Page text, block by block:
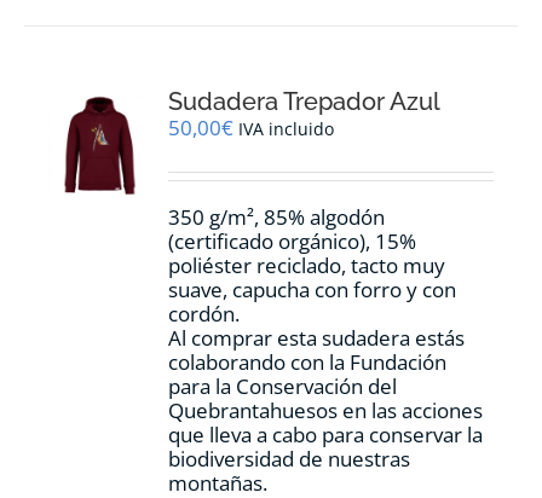
se
pueden
en
página
de
producto
Sudadera Trepador Azul
50,00€ IVA incluido
350 g/m², 85% algodón
(certificado orgánico), 15%
poliéster reciclado, tacto muy
suave, capucha con forro y con
cordón.
Al comprar esta sudadera estás
colaborando con la Fundación
para la Conservación del
Quebrantahuesos en las acciones
que lleva a cabo para conservar la
biodiversidad de nuestras
montañas.